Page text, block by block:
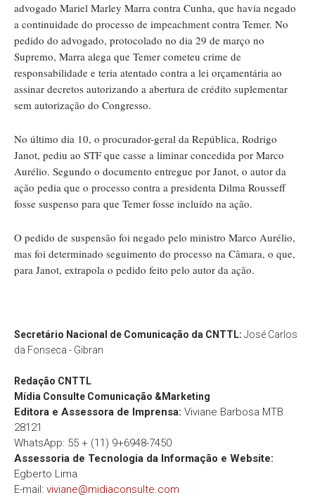
advogado Mariel Marley Marra contra Cunha, que havia negado
a continuidade do processo de impeachment contra Temer. No
pedido do advogado, protocolado no dia 29 de março no
Supremo, Marra alega que Temer cometeu crime de
responsabilidade e teria atentado contra a lei orçamentária ao
assinar decretos autorizando a abertura de crédito suplementar
sem autorização do Congresso.
No último dia 10, o procurador-geral da República, Rodrigo
Janot, pediu ao STF que casse a liminar concedida por Marco
Aurélio. Segundo o documento entregue por Janot, o autor da
ação pedia que o processo contra a presidenta Dilma Rousseff
fosse suspenso para que Temer fosse incluído na ação.
O pedido de suspensão foi negado pelo ministro Marco Aurélio,
mas foi determinado seguimento do processo na Câmara, o que,
para Janot, extrapola o pedido feito pelo autor da ação.
Secretário Nacional de Comunicação da CNTTL: José Carlos
da Fonseca - Gibran
Redação CNTTL
Mídia Consulte Comunicação &Marketing
Editora e Assessora de Imprensa: Viviane Barbosa MTB
28121
WhatsApp: 55 + (11) 9+6948-7450
Assessoria de Tecnologia da Informação e Website:
Egberto Lima
E-mail: viviane@midiaconsulte.com